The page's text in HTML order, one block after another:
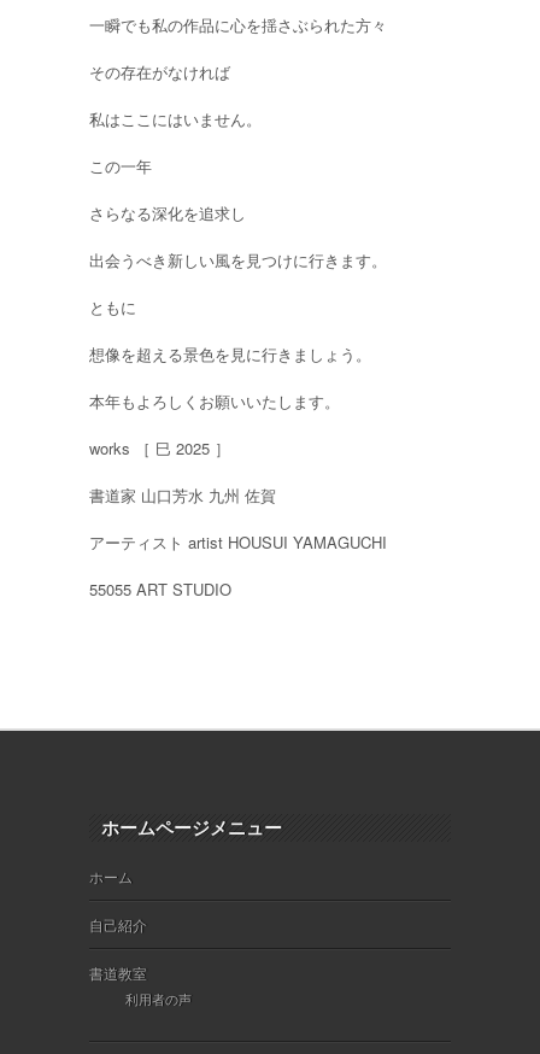
一瞬でも私の作品に心を揺さぶられた方々
その存在がなければ
私はここにはいません。
この一年
さらなる深化を追求し
出会うべき新しい風を見つけに行きます。
ともに
想像を超える景色を見に行きましょう。
本年もよろしくお願いいたします。
works ［ 巳 2025 ］
書道家 山口芳水 九州 佐賀
アーティスト artist HOUSUI YAMAGUCHI
55055 ART STUDIO
ホームページメニュー
ホーム
自己紹介
書道教室
利用者の声